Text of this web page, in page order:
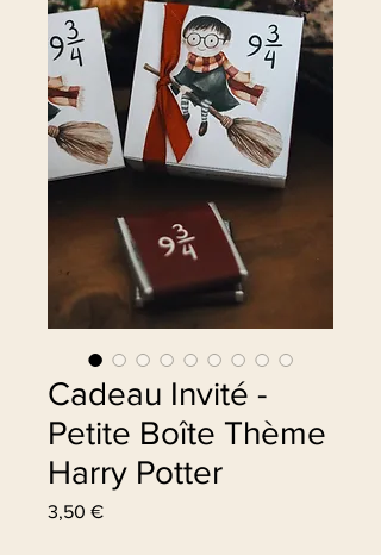
Cadeau Invité -
Petite Boîte Thème
Harry Potter
3,50 €Prix